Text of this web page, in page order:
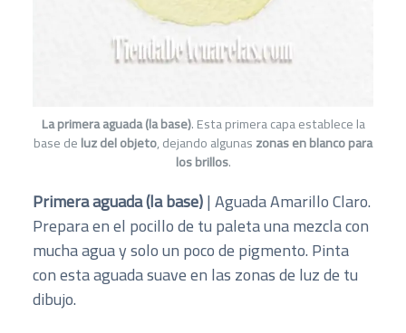
La primera aguada (la base). Esta primera capa establece la
base deluz del objeto, dejando algunaszonas en blanco para
los brillos.
Primera aguada (la base)| Aguada Amarillo Claro.
Prepara en el pocillo de tu paleta una mezcla con
mucha agua y solo un poco de pigmento. Pinta
con esta aguada suave en las zonas de luz de tu
dibujo.